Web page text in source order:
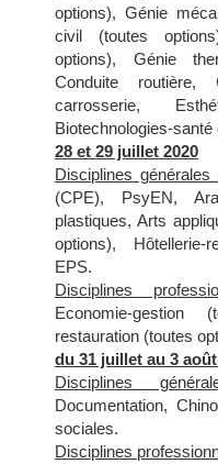
options), Génie
civil (toutes
options), Génie
Conduite routière,
carrosserie,
Biotechnologies-
28 et 29 juillet 2020
Disciplines générales
(CPE), PsyEN,
plastiques, Arts
options), Hôtellerie-
EPS.
Disciplines
Economie-gestion
restauration (toutes
du 31 juillet au 3
Disciplines
Documentation,
sociales.
Disciplines